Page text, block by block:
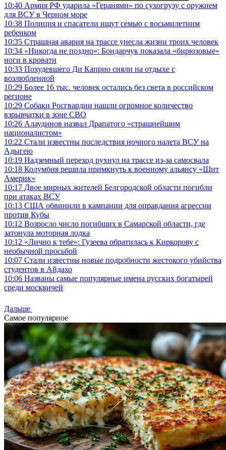
10:40 Армия РФ ударила «Геранями» по сухогрузу с оружием
для ВСУ в Черном море
10:38 Полиция и спасатели ищут семью с восьмилетним
ребенком
10:35 Страшная авария на трассе унесла жизни троих человек
10:34 «Никогда не поздно»: Бондарчук показала «бирюзовые»
ноги в кровати
10:33 Похудевшего Ди Каприо сняли на отдыхе с
возлюбленной
10:29 Более 16 тыс. человек остались без света в российском
регионе
10:29 Собаки Росгвардии нашли огромное количество
взрывчатки в зоне СВО
10:26 Алаудинов назвал Драпатого «страшнейшим
националистом»
10:22 Стали известны последствия ночного налета ВСУ на
Адыгею
10:19 Надземный переход рухнул на трассе из-за самосвала
10:18 Колумбия решила примкнуть к военному альянсу «Щит
Америк»
10:17 Двое мирных жителей Белгородской области погибли
при атаках ВСУ
10:13 США обвинили в кампании для оправдания агрессии
против Кубы
10:12 Возросло число погибших в Самарской области, где
затонула моторная лодка
10:12 «Лично к тебе»: Гузеева обратилась к Киркорову с
необычной просьбой
10:07 Стали известны новые подробности жестокого убийства
студентов в Айдахо
10:06 Названы самые популярные имена русских богатырей
среди москвичей
Дальше
Самое популярное